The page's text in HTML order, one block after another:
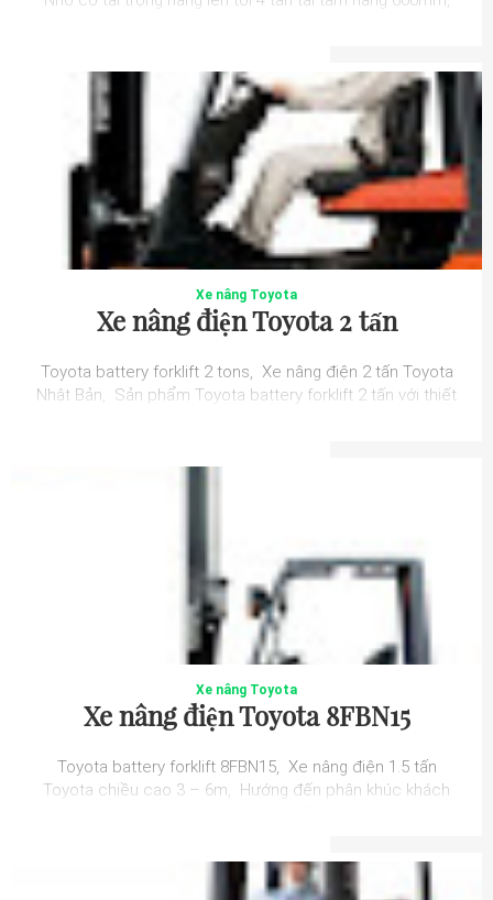
Xe nâng Toyota
Xe nâng điện Toyota 2 tấn
Toyota battery forklift 2 tons, Xe nâng điện 2 tấn Toyota
Nhật Bản, Sản phẩm Toyota battery forklift 2 tấn với thiết
Xe nâng Toyota
Xe nâng điện Toyota 8FBN15
Toyota battery forklift 8FBN15, Xe nâng điện 1.5 tấn
Toyota chiều cao 3 – 6m, Hướng đến phân khúc khách